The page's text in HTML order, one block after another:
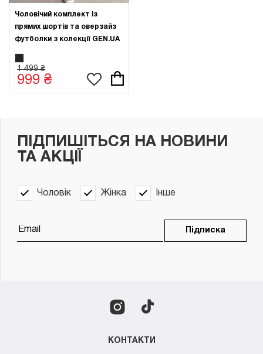
Чоловічий комплект із
прямих шортів та оверзайз
футболки з колекції GEN.UA
1 499 ₴
999 ₴
КОНТАКТИ
ПІДПИШІТЬСЯ НА НОВИНИ
ТА АКЦІЇ
Чоловік Жінка Інше
Підписка